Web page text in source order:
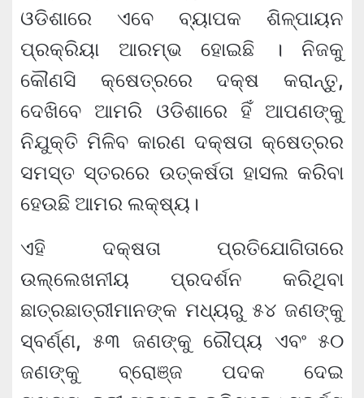
ଓଡିଶାରେ ଏବେ ବ୍ୟାପକ ଶିଳ୍ପାୟନ
ପ୍ରକ୍ରିୟା ଆରମ୍ଭ ହୋଇଛି । ନିଜକୁ
କୌଣସି କ୍ଷେତ୍ରରେ ଦକ୍ଷ କରାନ୍ତୁ,
ଦେଖିବେ ଆମରି ଓଡିଶାରେ ହିଁ ଆପଣଙ୍କୁ
ନିଯୁକ୍ତି ମିଳିବ କାରଣ ଦକ୍ଷତା କ୍ଷେତ୍ରର
ସମସ୍ତ ସ୍ତରରେ ଉତ୍କର୍ଷତା ହାସଲ କରିବା
ହେଉଛି ଆମର ଲକ୍ଷ୍ୟ।
ଏହି ଦକ୍ଷତା ପ୍ରତିଯୋଗିତାରେ
ଉଲ୍ଲେଖନୀୟ ପ୍ରଦର୍ଶନ କରିଥିବା
ଛାତ୍ରଛାତ୍ରୀମାନଙ୍କ ମଧ୍ୟରୁ ୫୪ ଜଣଙ୍କୁ
ସ୍ବର୍ଣ୍ଣ, ୫୩ ଜଣଙ୍କୁ ରୌପ୍ୟ ଏବଂ ୫୦
ଜଣଙ୍କୁ ବ୍ରୋଞ୍ଜ ପଦକ ଦେଇ